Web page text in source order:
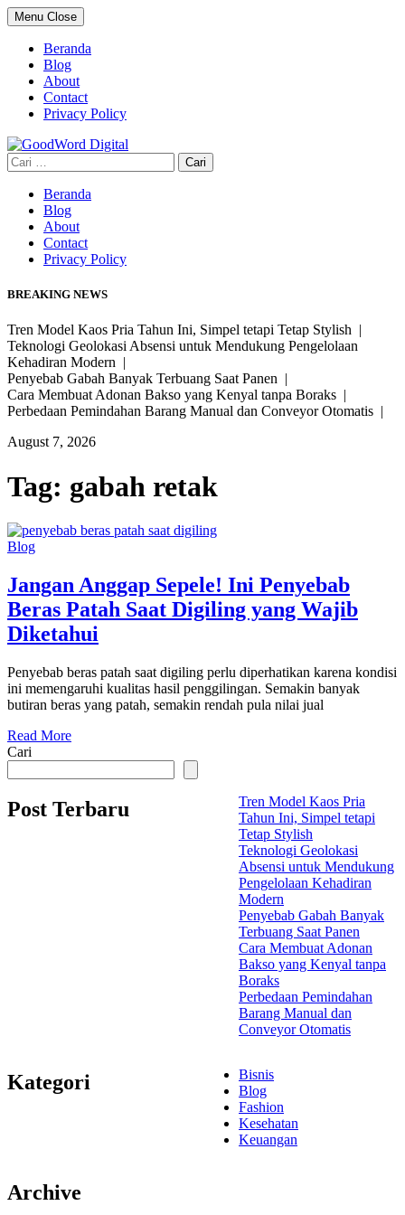
Skip
to
content
Menu Close
Beranda
Blog
About
Contact
Privacy Policy
Cari
untuk:
Beranda
Blog
About
Contact
Privacy Policy
BREAKING NEWS
Tren Model Kaos Pria Tahun Ini, Simpel tetapi Tetap Stylish |
Teknologi Geolokasi Absensi untuk Mendukung Pengelolaan
Kehadiran Modern |
Penyebab Gabah Banyak Terbuang Saat Panen |
Cara Membuat Adonan Bakso yang Kenyal tanpa Boraks |
Perbedaan Pemindahan Barang Manual dan Conveyor Otomatis |
August 7, 2026
Tag: gabah retak
Blog
Jangan Anggap Sepele! Ini Penyebab
Beras Patah Saat Digiling yang Wajib
Diketahui
Penyebab beras patah saat digiling perlu diperhatikan karena kondisi
ini memengaruhi kualitas hasil penggilingan. Semakin banyak
butiran beras yang patah, semakin rendah pula nilai jual
Read More
Cari
Post Terbaru
Tren Model Kaos Pria
Tahun Ini, Simpel tetapi
Tetap Stylish
Teknologi Geolokasi
Absensi untuk Mendukung
Pengelolaan Kehadiran
Modern
Penyebab Gabah Banyak
Terbuang Saat Panen
Cara Membuat Adonan
Bakso yang Kenyal tanpa
Boraks
Perbedaan Pemindahan
Barang Manual dan
Conveyor Otomatis
Kategori
Bisnis
Blog
Fashion
Kesehatan
Keuangan
Archive